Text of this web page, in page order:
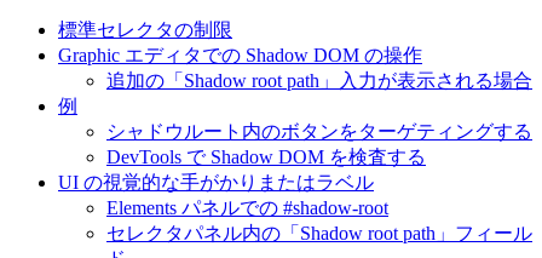
標準セレクタの制限
Graphic エディタでの Shadow DOM の操作
追加の「Shadow root path」入力が表示される場合
例
シャドウルート内のボタンをターゲティングする
DevTools で Shadow DOM を検査する
UI の視覚的な手がかりまたはラベル
Elements パネルでの #shadow-root
セレクタパネル内の「Shadow root path」フィール